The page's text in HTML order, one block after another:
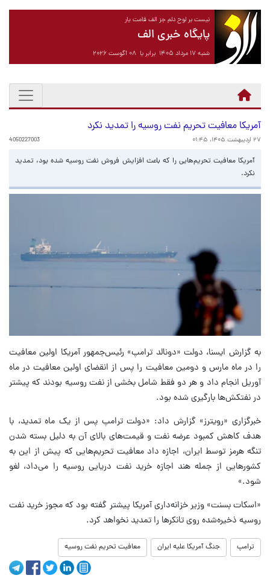
نیست بر لوح دلم جز الف قامت یار
پایگاه خبری الف
شنبه ۱۷ مرداد ۱۴۰۵ برابر با ۰۸ آگوست ۲۰۲۶
آمریکا معافیت تحریم نفت روسیه را تمدید نکرد
۲۷ اردیبهشت ۱۴۰۵، ۰۱:۴۵ 4050227003
آمریکا معافیت تحریم‌هایی را که باعث افزایش فروش نفت روسیه شده بود، تمدید
نکرد.
به گزارش ایسنا، دولت «دونالد ترامپ» رئیس‌جمهور آمریکا اولین معافیت
را در ماه مارس و دومین معافیت را پس از انقضای اولین معافیت در ماه
آوریل انجام داد و هر دو فقط شامل بخشی از نفت روسیه بودند که پیشتر
در نفتکش‌ها بارگیری شده بود.
خبرگزاری «رویترز» گزارش داد: «دولت ترامپ پس از یک ماه تمدید، با
هدف کاهش کمبود عرضه نفت و قیمت‌های بالای آن به دلیل بسته شدن
تنگه هرمز توسط ایران، اجازه داد معافیت تحریم‌هایی که پیش از این به
کشورهایی از جمله هند اجازه خرید نفت دریایی روسیه را می‌داد، لغو
شود.»
«اسکات بسنت» وزیر خزانه‌داری آمریکا پیشتر گفته بود که مجوز خرید نفت
روسیه ذخیره‌شده روی تانکرها را تمدید نخواهد کرد.
ترامپ جنگ آمریکا علیه ایران معافیت تحریم نفت روسیه